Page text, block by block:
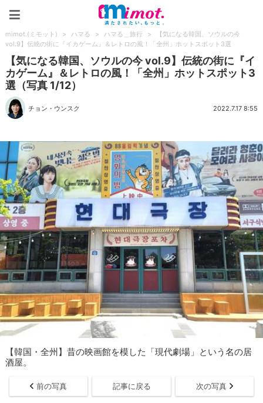
mimot.(ミモット) > ハマる > ハマる＿旅行 >
【気になる韓国、ソウルの今
vol.9】伝統の街に『イカゲーム』＆レトロの風！「全州」ホットスポット3選
【気になる韓国、ソウルの今 vol.9】伝統の街に『イ
カゲーム』＆レトロの風！「全州」ホットスポット3
選（写真 1/12）
チョン・ウンスク 2022.7.17 8:55
【韓国・全州】昔の映画館を模した「現代劇場」という名の居
酒屋。
前の写真 記事に戻る 次の写真